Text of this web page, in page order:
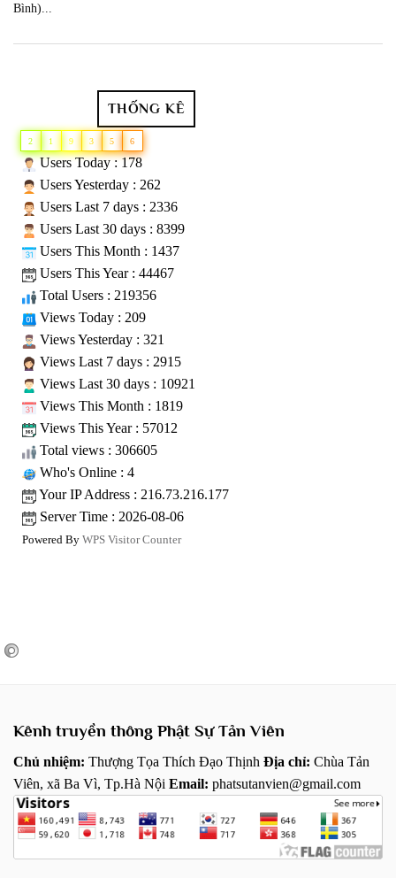
Bình)...
THỐNG KÊ
2 1 9 3 5 6
Users Today : 178
Users Yesterday : 262
Users Last 7 days : 2336
Users Last 30 days : 8399
Users This Month : 1437
Users This Year : 44467
Total Users : 219356
Views Today : 209
Views Yesterday : 321
Views Last 7 days : 2915
Views Last 30 days : 10921
Views This Month : 1819
Views This Year : 57012
Total views : 306605
Who's Online : 4
Your IP Address : 216.73.216.177
Server Time : 2026-08-06
Powered By WPS Visitor Counter
Kênh truyền thông Phật Sự Tản Viên
Chủ nhiệm: Thượng Tọa Thích Đạo Thịnh Địa chỉ: Chùa Tản
Viên, xã Ba Vì, Tp.Hà Nội Email: phatsutanvien@gmail.com